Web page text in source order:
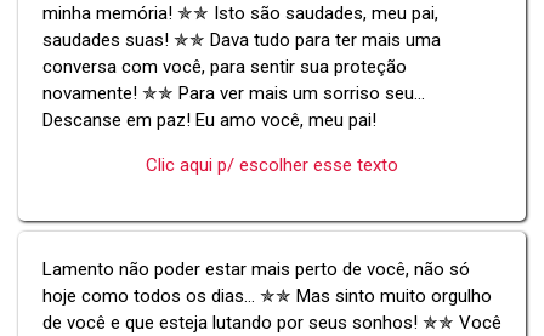
minha memória! ✯✯ Isto são saudades, meu pai,
saudades suas! ✯✯ Dava tudo para ter mais uma
conversa com você, para sentir sua proteção
novamente! ✯✯ Para ver mais um sorriso seu...
Descanse em paz! Eu amo você, meu pai!
Clic aqui p/ escolher esse texto
Lamento não poder estar mais perto de você, não só
hoje como todos os dias... ✯✯ Mas sinto muito orgulho
de você e que esteja lutando por seus sonhos! ✯✯ Você